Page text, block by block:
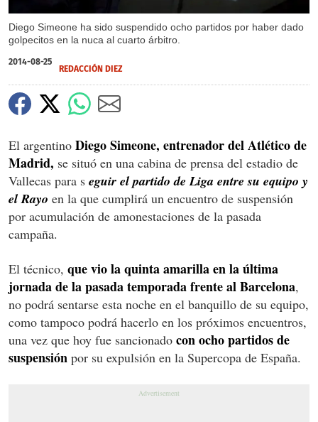
Diego Simeone ha sido suspendido ocho partidos por haber dado
golpecitos en la nuca al cuarto árbitro.
2014-08-25
REDACCIÓN DIEZ
El argentino Diego Simeone, entrenador del Atlético de
Madrid, se situó en una cabina de prensa del estadio de
Vallecas para s eguir el partido de Liga entre su equipo y
el Rayo en la que cumplirá un encuentro de suspensión
por acumulación de amonestaciones de la pasada
campaña.
El técnico, que vio la quinta amarilla en la última
jornada de la pasada temporada frente al Barcelona,
no podrá sentarse esta noche en el banquillo de su equipo,
como tampoco podrá hacerlo en los próximos encuentros,
una vez que hoy fue sancionado con ocho partidos de
suspensión por su expulsión en la Supercopa de España.